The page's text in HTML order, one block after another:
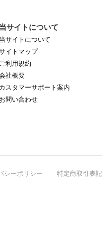
当サイトについて
当サイトについて
イトマップ
ご利用規約
社概要
カスタマーサポート案内
お問い合わせ
シーポリシー 特定商取引表記